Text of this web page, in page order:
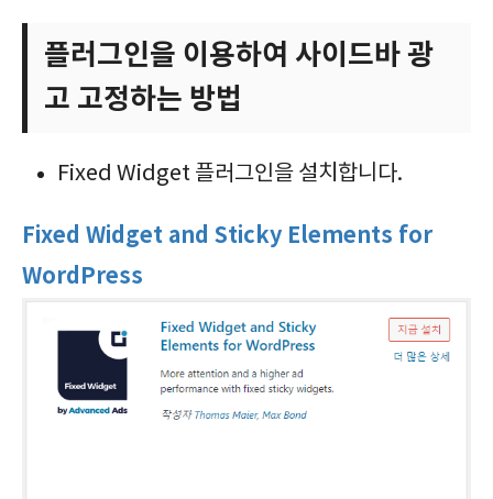
플러그인을 이용하여 사이드바 광
고 고정하는 방법
Fixed Widget 플러그인을 설치합니다.
Fixed Widget and Sticky Elements for
WordPress